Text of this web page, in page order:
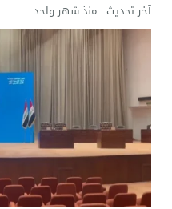
آخر تحديث :منذ شهر واحد